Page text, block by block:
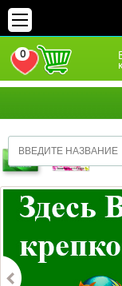
0
ПЕРЕЙТИ В ИЗБРАННОЕ